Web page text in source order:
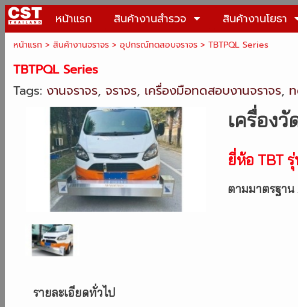
หน้าแรก สินค้างานสำรวจ สินค้างานโยธา
หน้าแรก > สินค้างานจราจร> อุปกรณ์ทดสอบจราจร> TBTPQL Series
TBTPQL Series
Tags: งานจราจร, จราจร, เครื่องมือทดสอบงานจราจร,
เครื่อง
ยี่ห้อ TBT
ตามมาตรฐาน
รายละเอียดทั่วไป